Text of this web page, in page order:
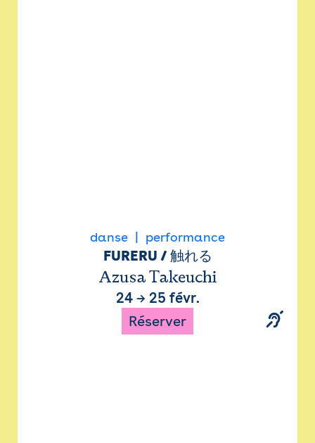
danse performance
FURERU / 触れる
Azusa Takeuchi
24→ 25 févr.
Réserver